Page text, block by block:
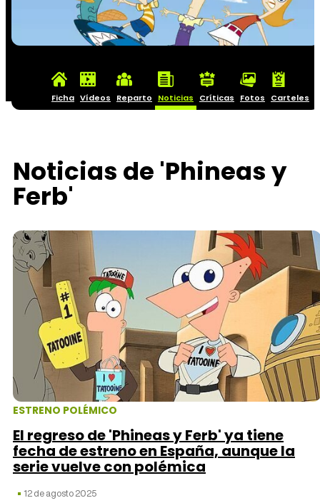
Ficha Vídeos Reparto Noticias Críticas Fotos Carteles
Noticias de 'Phineas y
Ferb'
ESTRENO POLÉMICO
El regreso de 'Phineas y Ferb' ya tiene
fecha de estreno en España, aunque la
serie vuelve con polémica
12 de agosto 2025